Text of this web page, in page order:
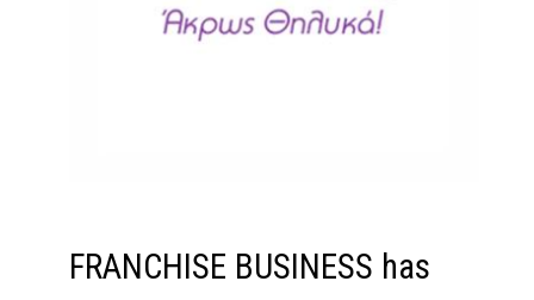
FRANCHISE BUSINESS has